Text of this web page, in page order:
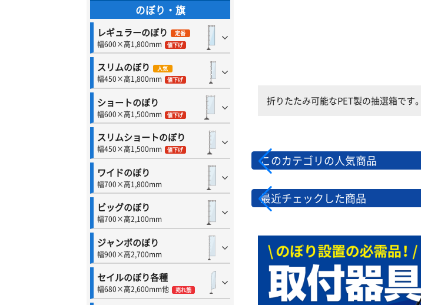
のぼり・旗
レギュラーのぼり 定番
幅600×高1,800mm 値下げ
スリムのぼり 人気
幅450×高1,800mm 値下げ
ショートのぼり
幅600×高1,500mm 値下げ
スリムショートのぼり
幅450×高1,500mm 値下げ
ワイドのぼり
幅700×高1,800mm
ビッグのぼり
幅700×高2,100mm
ジャンボのぼり
幅900×高2,700mm
セイルのぼり各種
幅680×高2,600mm他 売れ筋
折りたたみ可能なPET製の抽選箱です。
このカテゴリの人気商品
最近チェックした商品